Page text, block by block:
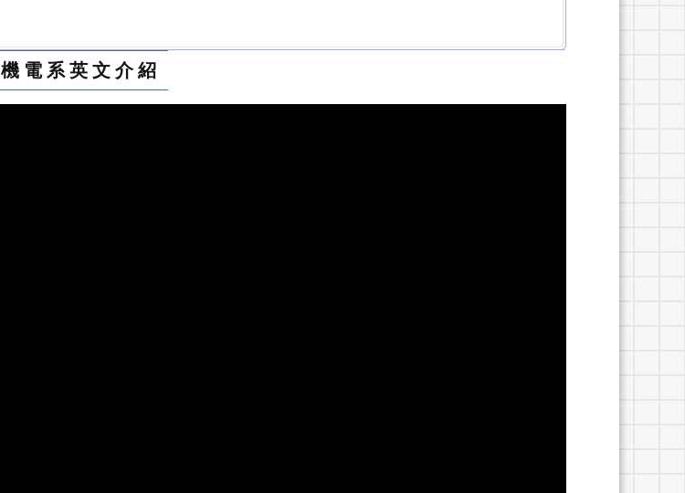
機電系英文介紹